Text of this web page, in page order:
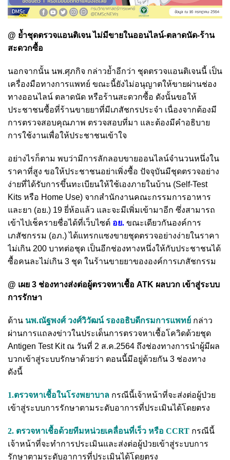
@ ย้ำชุดตรวจแอนติเจน ไม่มีขายในออนไลน์-ตลาดนัด-ร้าน
สะดวกซื้อ
นอกจากนั้น นพ.ศุภกิจ กล่าวย้ำอีกว่า ชุดตรวจแอนติเจนนี้ เป็น
เครื่องมือทางการแพทย์ ขณะนี้ยังไม่อนุญาตให้ขายผ่านช่อง
ทางออนไลน์ ตลาดนัด หรือร้านสะดวกซื้อ ดังนั้นขอให้
ประชาชนซื้อที่ร้านขายยาที่มีเภสัชกรประจำ เนื่องจากต้องมี
การตรวจสอบคุณภาพ ตรวจสอบที่มา และต้องมีคำอธิบาย
การใช้งานเพื่อให้ประชาชนเข้าใจ
อย่างไรก็ตาม พบว่ามีการลักลอบขายออนไลน์จำนวนหนึ่งใน
ราคาที่สูง ขอให้ประชาชนอย่าเพิ่งซื้อ ปัจจุบันมีชุดตรวจอย่าง
ง่ายที่ได้รับการขึ้นทะเบียนให้ใช้เองภายในบ้าน (Self-Test
Kits หรือ Home Use) จากสำนักงานคณะกรรมการอาหาร
และยา (อย.) 19 ยี่ห้อแล้ว และจะมีเพิ่มเข้ามาอีก ซึ่งสามารถ
เข้าไปเช็ครายชื่อได้ที่เว็บไซต์ อย. ขณะเดียวกันองค์การ
เภสัชกรรม (อภ.) ได้แทรกแซงขายชุดตรวจอย่างง่ายในราคา
ไม่เกิน 200 บาทต่อชุด เป็นอีกช่องทางหนึ่งให้กับประชาชนได้
ซื้อคนละไม่เกิน 3 ชุด ในร้านขายยาขององค์การเภสัชกรรม
@ เผย 3 ช่องทางส่งต่อผู้ตรวจหาเชื้อ ATK ผลบวก เข้าสู่ระบบ
การรักษา
ด้าน นพ.ณัฐพงศ์ วงศ์วิวัฒน์ รองอธิบดีกรมการแพทย์ กล่าว
ผ่านการแถลงข่าวในประเด็นการตรวจหาเชื้อโควิดด้วยชุด
Antigen Test Kit ณ วันที่ 2 ส.ค.2564 ถึงช่องทางการนำผู้มีผล
บวกเข้าสู่ระบบรักษาด้วยว่า ตอนนี้มีอยู่ด้วยกัน 3 ช่องทาง
ดังนี้
1.ตรวจหาเชื้อในโรงพยาบาล กรณีนี้เจ้าหน้าที่จะส่งต่อผู้ป่วย
เข้าสู่ระบบการรักษาตามระดับอาการที่ประเมินได้โดยตรง
2. ตรวจหาเชื้อด้วยทีมหน่วยเคลื่อนที่เร็ว หรือ CCRT กรณีนี้
เจ้าหน้าที่จะทำการประเมินและส่งต่อผู้ป่วยเข้าสู่ระบบการ
รักษาตามระดับอาการที่ประเมินได้โดยตรง